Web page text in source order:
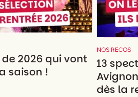
2026 qui vont
saison !
NOS RECOS
13
dès la